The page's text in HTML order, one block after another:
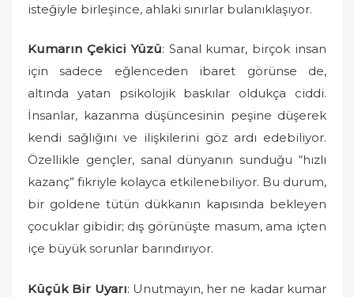
isteğiyle birleşince, ahlaki sınırlar bulanıklaşıyor.
Kumarın Çekici Yüzü: Sanal kumar, birçok insan
için sadece eğlenceden ibaret görünse de,
altında yatan psikolojik baskılar oldukça ciddi.
İnsanlar, kazanma düşüncesinin peşine düşerek
kendi sağlığını ve ilişkilerini göz ardı edebiliyor.
Özellikle gençler, sanal dünyanın sunduğu “hızlı
kazanç” fikriyle kolayca etkilenebiliyor. Bu durum,
bir goldene tütün dükkanın kapısında bekleyen
çocuklar gibidir; dış görünüşte masum, ama içten
içe büyük sorunlar barındırıyor.
Küçük Bir Uyarı: Unutmayın, her ne kadar kumar